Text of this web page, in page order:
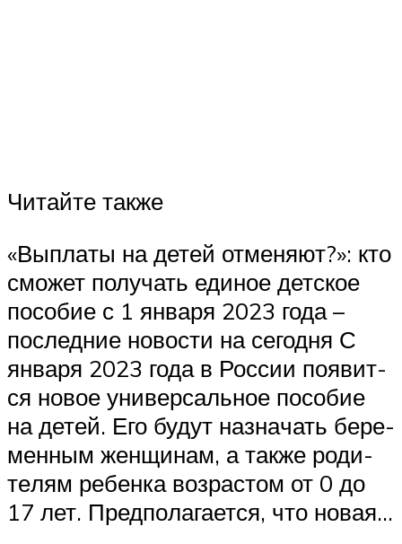
Читай­те также
«Выпла­ты на детей отме­ня­ют?»: кто
смо­жет полу­чать еди­ное дет­ское
посо­бие с 1 янва­ря 2023 года –
послед­ние ново­сти на сегодня С
янва­ря 2023 года в Рос­сии появит­
ся новое уни­вер­саль­ное посо­бие
на детей. Его будут назна­чать бере­
мен­ным жен­щи­нам, а так­же роди­
те­лям ребен­ка воз­рас­том от 0 до
17 лет. Пред­по­ла­га­ет­ся, что новая…